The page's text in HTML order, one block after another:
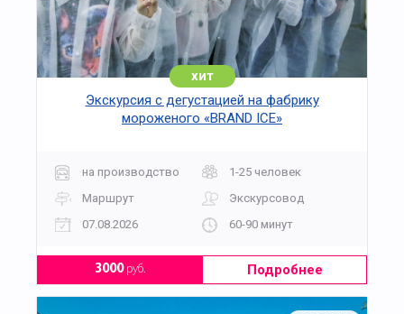
хит
Экскурсия с дегустацией на фабрику
мороженого «BRAND ICE»
на производство
1-25 человек
Маршрут
Экскурсовод
07.08.2026
60-90 минут
3000руб. Подробнее